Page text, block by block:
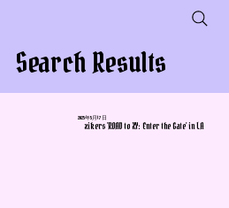
Search Results
xikers 'ROAD to XY: Enter the Gate' in LA
2025年5月17日